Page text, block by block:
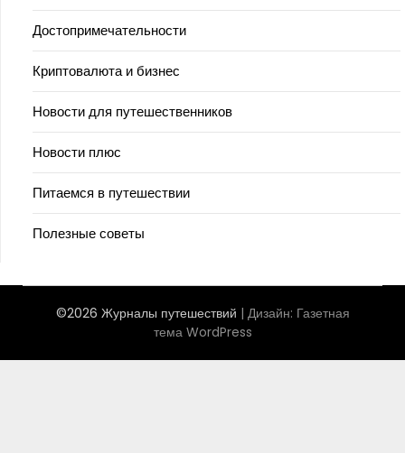
Достопримечательности
Криптовалюта и бизнес
Новости для путешественников
Новости плюс
Питаемся в путешествии
Полезные советы
©2026 Журналы путешествий | Дизайн: Газетная
тема WordPress